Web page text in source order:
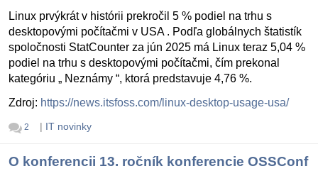
Linux prvýkrát v histórii prekročil 5 % podiel na trhu s
desktopovými počítačmi v USA . Podľa globálnych štatistík
spoločnosti StatCounter za jún 2025 má Linux teraz 5,04 %
podiel na trhu s desktopovými počítačmi, čím prekonal
kategóriu „ Neznámy “, ktorá predstavuje 4,76 %.
Zdroj: https://news.itsfoss.com/linux-desktop-usage-usa/
2 | IT novinky
O konferencii 13. ročník konferencie OSSConf